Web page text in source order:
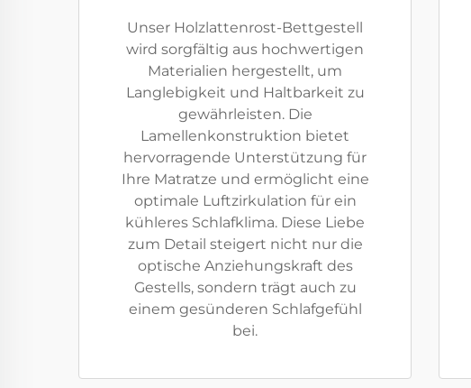
Unser Holzlattenrost-Bettgestell
wird sorgfältig aus hochwertigen
Materialien hergestellt, um
Langlebigkeit und Haltbarkeit zu
gewährleisten. Die
Lamellenkonstruktion bietet
hervorragende Unterstützung für
Ihre Matratze und ermöglicht eine
optimale Luftzirkulation für ein
kühleres Schlafklima. Diese Liebe
zum Detail steigert nicht nur die
optische Anziehungskraft des
Gestells, sondern trägt auch zu
einem gesünderen Schlafgefühl
bei.